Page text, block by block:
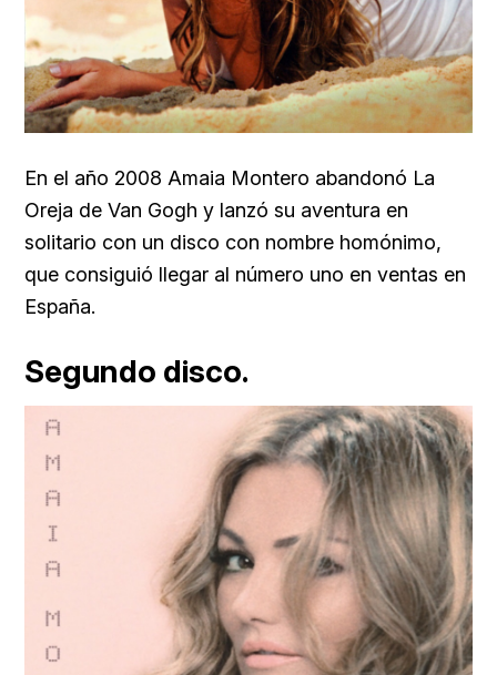
En el año 2008 Amaia Montero abandonó La
Oreja de Van Gogh y lanzó su aventura en
solitario con un disco con nombre homónimo,
que consiguió llegar al número uno en ventas en
España.
Segundo disco.